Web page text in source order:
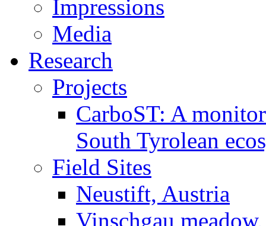
Impressions
Media
Research
Projects
CarboST: A
South Tyrolean
Field Sites
Neustift, Austria
Vinschgau